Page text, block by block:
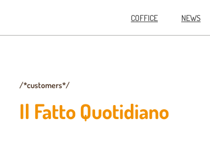
COFFICE NEWS
/*customers*/
Il Fatto Quotidiano